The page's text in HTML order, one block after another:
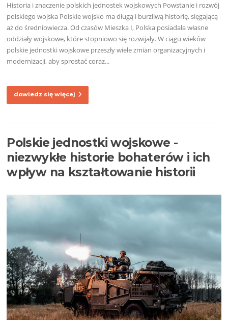
Historia i znaczenie polskich jednostek wojskowych Powstanie i rozwój
polskiego wojska Polskie wojsko ma długą i burzliwą historię, sięgającą
aż do średniowiecza. Od czasów Mieszka I, Polska posiadała własne
oddziały wojskowe, które stopniowo się rozwijały. W ciągu wieków
polskie jednostki wojskowe przeszły wiele zmian organizacyjnych i
modernizacji, aby sprostać coraz...
dowiedz się więcej
Polskie jednostki wojskowe -
niezwykłe historie bohaterów i ich
wpływ na kształtowanie historii